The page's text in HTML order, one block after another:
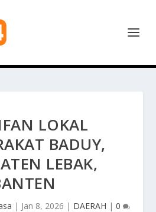
LOKAL
BADUY,
LEBAK,
| Jan 8, 2026 | DAERAH | 0